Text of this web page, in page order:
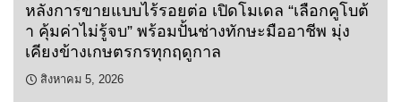
หลังการขายแบบไร้รอยต่อ เปิดโมเดล “เลือกคูโบต้
า คุ้มค่าไม่รู้จบ” พร้อมปั้นช่างทักษะมืออาชีพ มุ่ง
เคียงข้างเกษตรกรทุกฤดูกาล
สิงหาคม 5, 2026